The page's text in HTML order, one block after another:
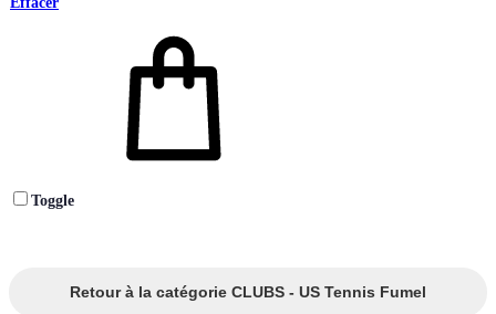
Toggle
Retour à la catégorie CLUBS - US Tennis Fumel